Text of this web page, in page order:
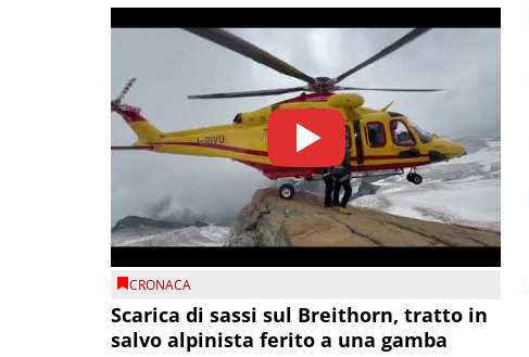
CRONACA
Scarica di sassi sul Breithorn, tratto in
salvo alpinista ferito a una gamba